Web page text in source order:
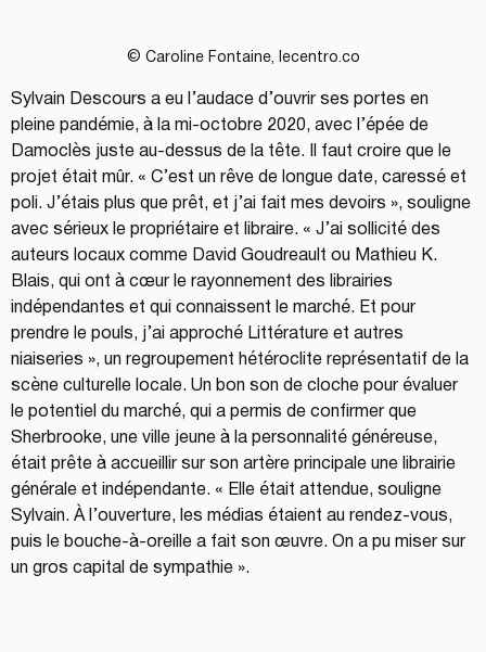
© Caroline Fontaine, lecentro.co
Sylvain Descours a eu l’audace d’ouvrir ses portes en
pleine pandémie, à la mi-octobre 2020, avec l’épée de
Damoclès juste au-dessus de la tête. Il faut croire que le
projet était mûr. « C’est un rêve de longue date, caressé et
poli. J’étais plus que prêt, et j’ai fait mes devoirs », souligne
avec sérieux le propriétaire et libraire. « J’ai sollicité des
auteurs locaux comme David Goudreault ou Mathieu K.
Blais, qui ont à cœur le rayonnement des librairies
indépendantes et qui connaissent le marché. Et pour
prendre le pouls, j’ai approché Littérature et autres
niaiseries », un regroupement hétéroclite représentatif de la
scène culturelle locale. Un bon son de cloche pour évaluer
le potentiel du marché, qui a permis de confirmer que
Sherbrooke, une ville jeune à la personnalité généreuse,
était prête à accueillir sur son artère principale une librairie
générale et indépendante. « Elle était attendue, souligne
Sylvain. À l’ouverture, les médias étaient au rendez-vous,
puis le bouche-à-oreille a fait son œuvre. On a pu miser sur
un gros capital de sympathie ».